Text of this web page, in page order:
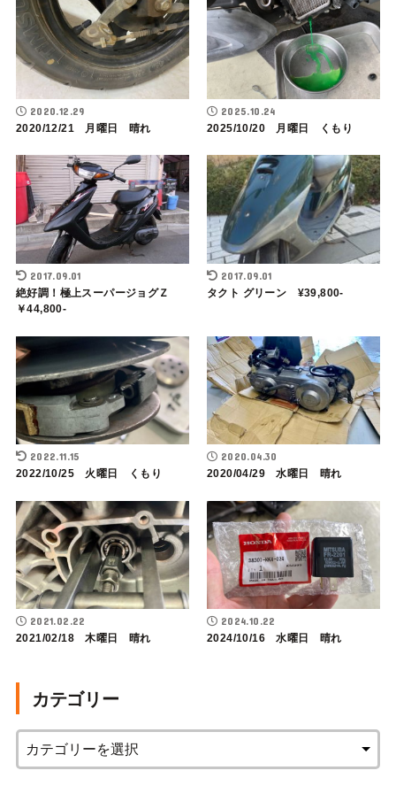
2020.12.29
2020/12/21 月曜日 晴れ
2025.10.24
2025/10/20 月曜日 くもり
2017.09.01
絶好調！極上スーパージョグＺ
￥44,800-
2017.09.01
タクト グリーン ¥39,800-
2022.11.15
2022/10/25 火曜日 くもり
2020.04.30
2020/04/29 水曜日 晴れ
2021.02.22
2021/02/18 木曜日 晴れ
2024.10.22
2024/10/16 水曜日 晴れ
カテゴリー